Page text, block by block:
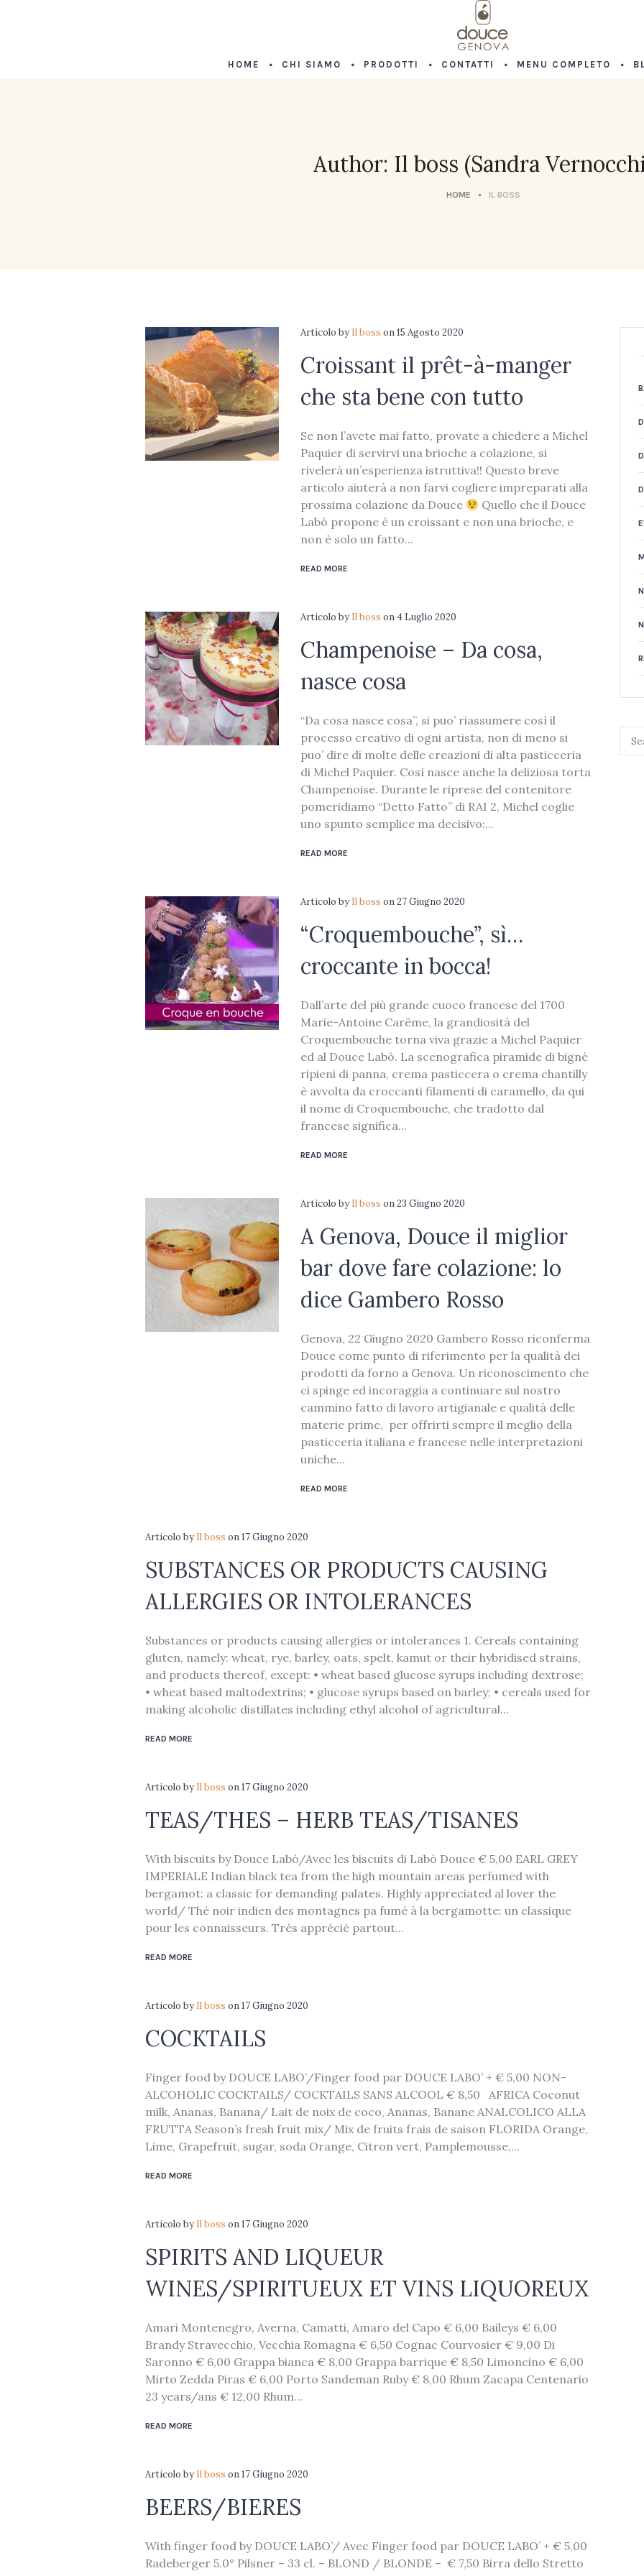
HOME CHI SIAMO PRODOTTI CONTATTI MENU COMPLETO
Author: Il boss (Sandra
HOME IL BOSS
Articoloby Il boss on15 Agosto 2020
Croissant il prêt-à-manger
che sta bene con tutto
Se non l’avete mai fatto, provate a chiedere a Michel
Paquier di servirvi una brioche a colazione, si
rivelerà un’esperienza istruttiva!! Questo breve
articolo aiuterà a non farvi cogliere impreparati alla
prossima colazione da Douce
Quello che il Douce
Labò propone è un croissant e non una brioche, e
non è solo un fatto...
READ MORE
Articoloby Il boss on4 Luglio 2020
Champenoise – Da cosa,
nasce cosa
“Da cosa nasce cosa”, si puo’ riassumere così il
processo creativo di ogni artista, non di meno si
puo’ dire di molte delle creazioni di alta pasticceria
di Michel Paquier. Così nasce anche la deliziosa torta
Champenoise. Durante le riprese del contenitore
pomeridiamo “Detto Fatto” di RAI 2, Michel coglie
uno spunto semplice ma decisivo:...
READ MORE
Articoloby Il boss on27 Giugno 2020
“Croquembouche”, sì…
croccante in bocca!
Dall’arte del più grande cuoco francese del 1700
Marie-Antoine Carême, la grandiosità del
Croquembouche torna viva grazie a Michel Paquier
ed al Douce Labò. La scenografica piramide di bignè
ripieni di panna, crema pasticcera o crema chantilly
è avvolta da croccanti filamenti di caramello, da qui
il nome di Croquembouche, che tradotto dal
francese significa...
READ MORE
Articoloby Il boss on23 Giugno 2020
A Genova, Douce il miglior
bar dove fare colazione: lo
dice Gambero Rosso
Genova, 22 Giugno 2020 Gambero Rosso riconferma
Douce come punto di riferimento per la qualità dei
prodotti da forno a Genova. Un riconoscimento che
ci spinge ed incoraggia a continuare sul nostro
cammino fatto di lavoro artigianale e qualità delle
materie prime, per offrirti sempre il meglio della
pasticceria italiana e francese nelle interpretazioni
uniche...
READ MORE
Articolo by Il boss on17 Giugno 2020
SUBSTANCES OR PRODUCTS CAUSING
ALLERGIES OR INTOLERANCES
Substances or products causing allergies or intolerances 1. Cereals containing
gluten, namely: wheat, rye, barley, oats, spelt, kamut or their hybridised strains,
and products thereof, except: • wheat based glucose syrups including dextrose;
• wheat based maltodextrins; • glucose syrups based on barley; • cereals used for
making alcoholic distillates including ethyl alcohol of agricultural...
READ MORE
Articolo by Il boss on17 Giugno 2020
TEAS/THES – HERB TEAS/TISANES
With biscuits by Douce Labò/Avec les biscuits di Labò Douce € 5,00 EARL GREY
IMPERIALE Indian black tea from the high mountain areas perfumed with
bergamot: a classic for demanding palates. Highly appreciated al lover the
world/ Thé noir indien des montagnes pa fumé à la bergamotte: un classique
pour les connaisseurs. Très apprécié partout...
READ MORE
Articolo by Il boss on17 Giugno 2020
COCKTAILS
Finger food by DOUCE LABO’/Finger food par DOUCE LABO’ + € 5,00 NON-
ALCOHOLIC COCKTAILS/ COCKTAILS SANS ALCOOL € 8,50 AFRICA Coconut
milk, Ananas, Banana/ Lait de noix de coco, Ananas, Banane ANALCOLICO ALLA
FRUTTA Season’s fresh fruit mix/ Mix de fruits frais de saison FLORIDA Orange,
Lime, Grapefruit, sugar, soda Orange, Citron vert, Pamplemousse,...
READ MORE
Articolo by Il boss on17 Giugno 2020
SPIRITS AND LIQUEUR
WINES/SPIRITUEUX ET VINS LIQUOREUX
Amari Montenegro, Averna, Camatti, Amaro del Capo € 6,00 Baileys € 6,00
Brandy Stravecchio, Vecchia Romagna € 6,50 Cognac Courvosier € 9,00 Di
Saronno € 6,00 Grappa bianca € 8,00 Grappa barrique € 8,50 Limoncino € 6,00
Mirto Zedda Piras € 6,00 Porto Sandeman Ruby € 8,00 Rhum Zacapa Centenario
23 years/ans € 12,00 Rhum...
READ MORE
Articolo by Il boss on17 Giugno 2020
BEERS/BIERES
With finger food by DOUCE LABO’/ Avec Finger food par DOUCE LABO’ + € 5,00
Radeberger 5.0° Pilsner – 33 cl. – BLOND / BLONDE – € 7,50 Birra dello Stretto